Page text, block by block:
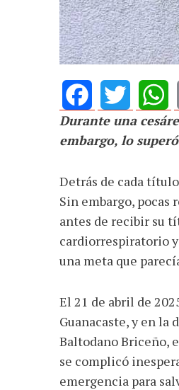
FacebookTwitter
Durante una
embargo, lo
Detrás de cada
Sin embargo,
antes de recibir su
cardiorrespiratorio
una meta que
El 21 de abril de
Guanacaste, y en la
Baltodano Briceño,
se complicó
emergencia para